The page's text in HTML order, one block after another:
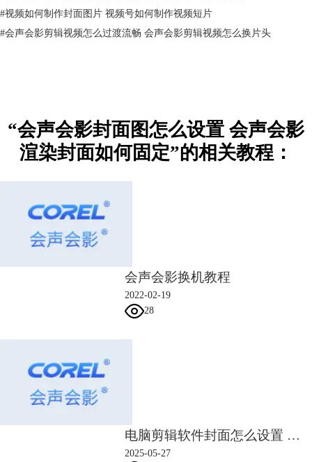
图三：编辑面板展示
二、会声会影渲染封面如何固定
为大家介绍如何固定会声会影渲染封面。
步骤一：选中所需要固定的渲染封面，选择工具栏中的文件，并点击其中
的导出为模板。
图四：固定封面步骤
#视频如何制作封面图片 视频号如何制作视频短片
#会声会影剪辑视频怎么过渡流畅 会声会影剪辑视频怎么换片头
“会声会影封面图怎么设置 会声会影
渲染封面如何固定”的相关教程：
会声会影换机教程
2022-02-19
28
电脑剪辑软件封面怎么设置 电脑剪辑软件封面怎么换
2025-05-27